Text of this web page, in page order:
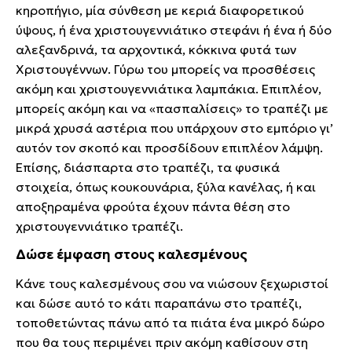
κηροπήγιο, μία σύνθεση με κεριά διαφορετικού
ύψους, ή ένα χριστουγεννιάτικο στεφάνι ή ένα ή δύο
αλεξανδρινά, τα αρχοντικά, κόκκινα φυτά των
Χριστουγέννων. Γύρω του μπορείς να προσθέσεις
ακόμη και χριστουγεννιάτικα λαμπάκια. Επιπλέον,
μπορείς ακόμη και να «πασπαλίσεις» το τραπέζι με
μικρά χρυσά αστέρια που υπάρχουν στο εμπόριο γι’
αυτόν τον σκοπό και προσδίδουν επιπλέον λάμψη.
Επίσης, διάσπαρτα στο τραπέζι, τα φυσικά
στοιχεία, όπως κουκουνάρια, ξύλα κανέλας, ή και
αποξηραμένα φρούτα έχουν πάντα θέση στο
χριστουγεννιάτικο τραπέζι.
Δώσε έμφαση στους καλεσμένους
Κάνε τους καλεσμένους σου να νιώσουν ξεχωριστοί
και δώσε αυτό το κάτι παραπάνω στο τραπέζι,
τοποθετώντας πάνω από τα πιάτα ένα μικρό δώρο
που θα τους περιμένει πριν ακόμη καθίσουν στη